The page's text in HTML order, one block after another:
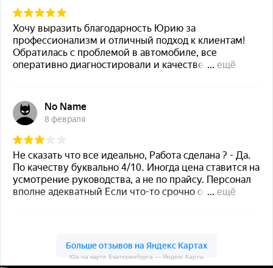
Юа на карте Екатеринбурга — Яндекс.Карты